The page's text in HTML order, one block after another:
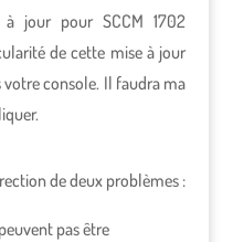
jour pour SCCM 1702
de cette mise à jour
votre console. Il faudra ma
de deux problèmes :
pas être